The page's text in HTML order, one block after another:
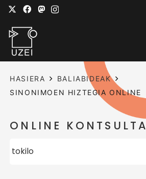
HASIERA
BALIABIDEAK
SINONIMOEN HIZTEGIA ONLINE
ONLINE KONTSULTA